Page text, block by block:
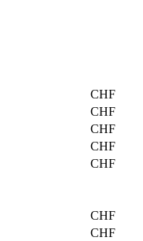
CHF
CHF
CHF
CHF
CHF
CHF
CHF